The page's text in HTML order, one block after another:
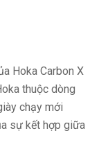
Hoka Carbon X
thuộc dòng
chạy mới
sự kết hợp giữa